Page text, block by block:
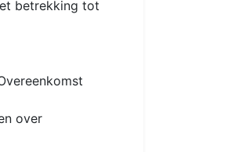
betrekking tot
over